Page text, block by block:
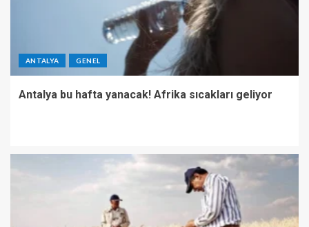
ANTALYA GENEL
Antalya bu hafta yanacak! Afrika sıcakları geliyor